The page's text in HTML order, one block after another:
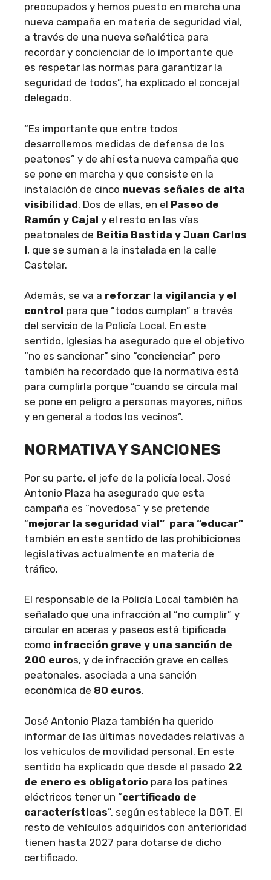
preocupados y hemos puesto en marcha una
nueva campaña en materia de seguridad vial,
a través de una nueva señalética para
recordar y concienciar de lo importante que
es respetar las normas para garantizar la
seguridad de todos”, ha explicado el concejal
delegado.
“Es importante que entre todos
desarrollemos medidas de defensa de los
peatones” y de ahí esta nueva campaña que
se pone en marcha y que consiste en la
instalación de cinco nuevas señales de alta
visibilidad. Dos de ellas, en el Paseo de
Ramón y Cajal y el resto en las vías
peatonales de Beitia Bastida y Juan Carlos
I, que se suman a la instalada en la calle
Castelar.
Además, se va a reforzar la vigilancia y el
control para que “todos cumplan” a través
del servicio de la Policía Local. En este
sentido, Iglesias ha asegurado que el objetivo
“no es sancionar” sino “concienciar” pero
también ha recordado que la normativa está
para cumplirla porque “cuando se circula mal
se pone en peligro a personas mayores, niños
y en general a todos los vecinos”.
NORMATIVA Y SANCIONES
Por su parte, el jefe de la policía local, José
Antonio Plaza ha asegurado que esta
campaña es “novedosa” y se pretende
“mejorar la seguridad vial” para “educar”
también en este sentido de las prohibiciones
legislativas actualmente en materia de
tráfico.
El responsable de la Policía Local también ha
señalado que una infracción al “no cumplir” y
circular en aceras y paseos está tipificada
como infracción grave y una sanción de
200 euros, y de infracción grave en calles
peatonales, asociada a una sanción
económica de 80 euros.
José Antonio Plaza también ha querido
informar de las últimas novedades relativas a
los vehículos de movilidad personal. En este
sentido ha explicado que desde el pasado 22
de enero es obligatorio para los patines
eléctricos tener un “certificado de
características”, según establece la DGT. El
resto de vehículos adquiridos con anterioridad
tienen hasta 2027 para dotarse de dicho
certificado.